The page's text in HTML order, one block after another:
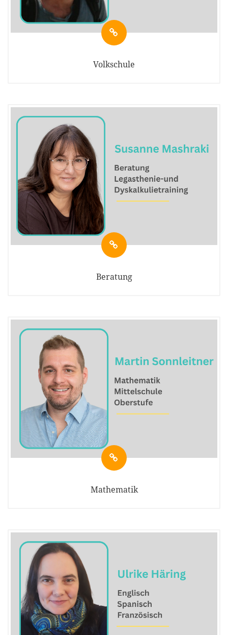
Volkschule
Beratung
Mathematik